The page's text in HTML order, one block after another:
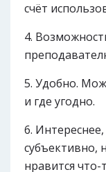
счёт
Удобно.
и где угодно.
субъективно,
нравится